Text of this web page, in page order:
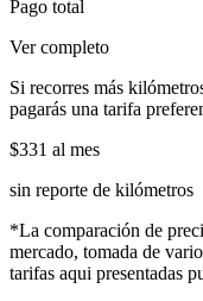
Pago total
Ver completo
Si recorres más
pagarás una tarifa
$331 al mes
sin reporte de kilómetros
*La comparación de
mercado, tomada de
tarifas aqui presentadas